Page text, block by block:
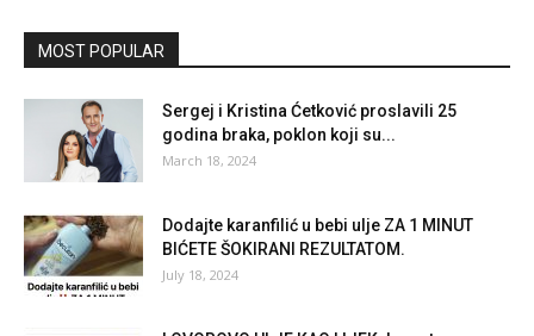
MOST POPULAR
Sergej i Kristina Ćetković proslavili 25
godina braka, poklon koji su...
March 18, 2024
Dodajte karanfilić u bebi ulje ZA 1 MINUT
BIĆETE ŠOKIRANI REZULTATOM.
July 18, 2024